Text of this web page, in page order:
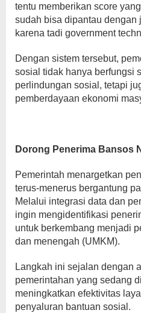
tentu memberikan score
sudah bisa dipantau dengan
karena tadi government
Dengan sistem tersebut,
sosial tidak hanya berfungsi
perlindungan sosial, tetapi
pemberdayaan ekonomi
Dorong Penerima Bansos
Pemerintah menargetkan
terus-menerus bergantung
Melalui integrasi data dan
ingin mengidentifikasi
untuk berkembang menjadi
dan menengah (UMKM).
Langkah ini sejalan dengan
pemerintahan yang sedang
meningkatkan efektivitas
penyaluran bantuan sosial.